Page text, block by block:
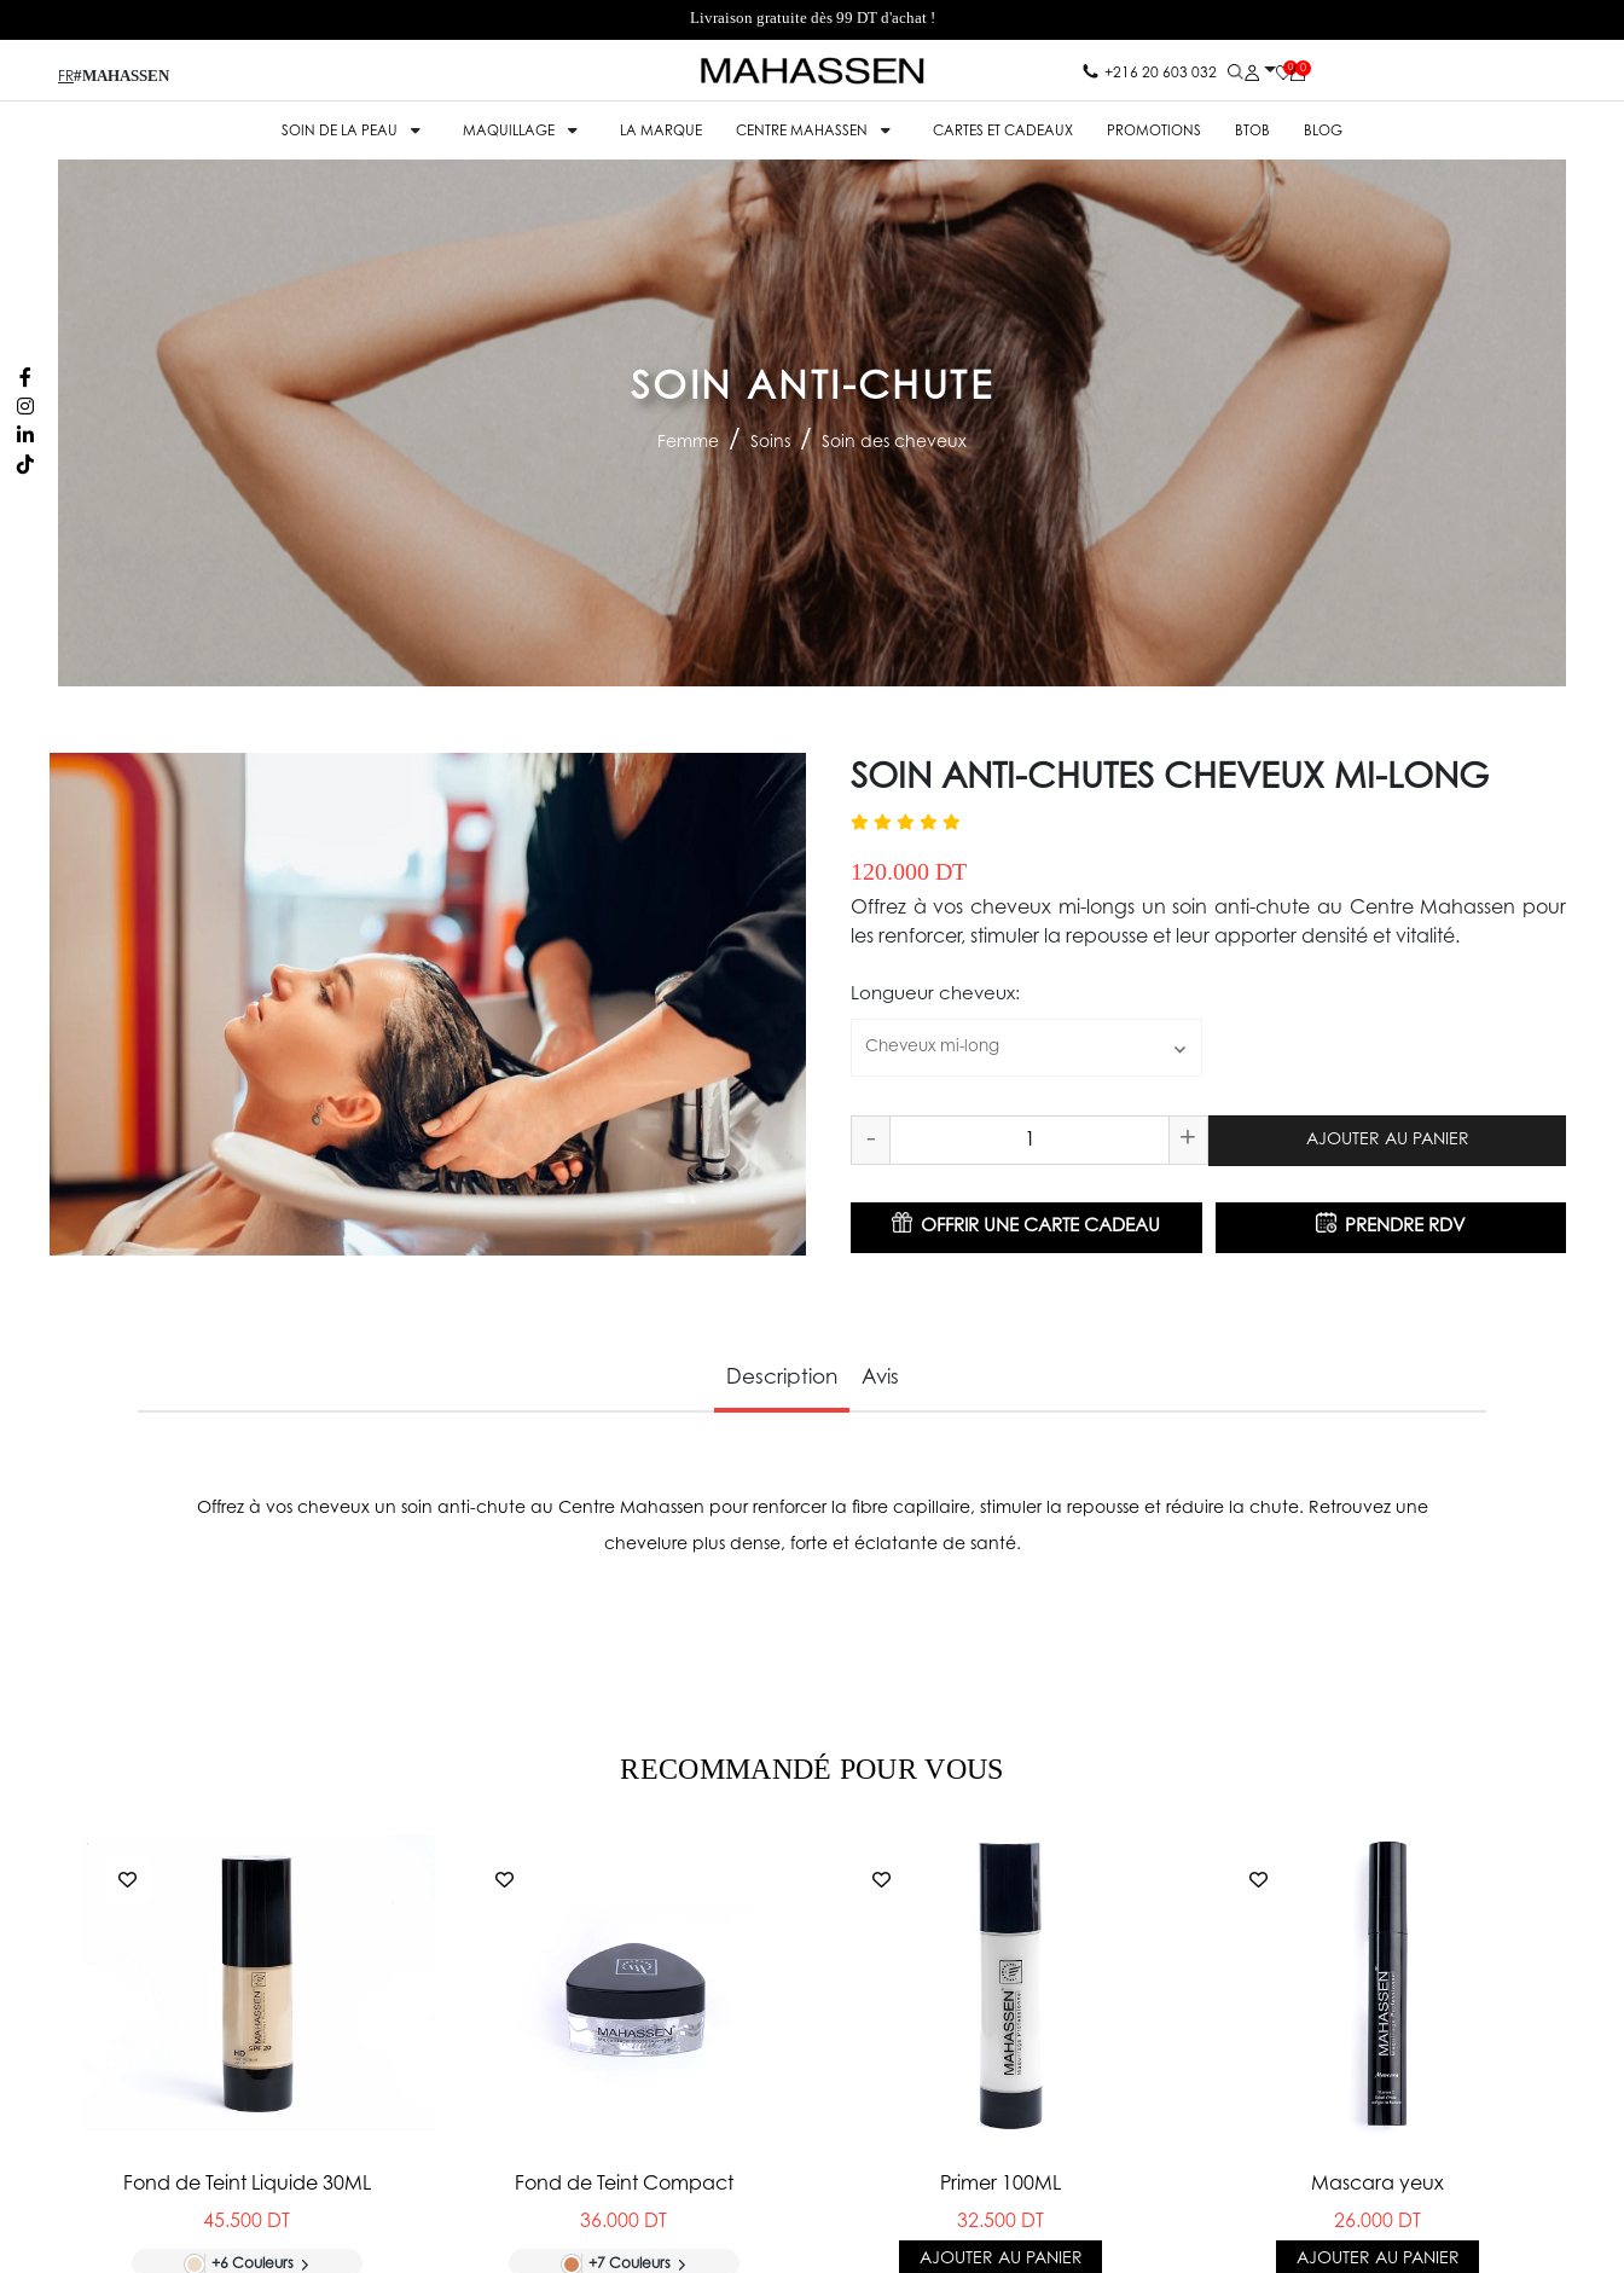
Livraison gratuite dès 99 DT d'achat !
FR#MAHASSEN +216 20 603 032 0 0
SOIN DE LA PEAU MAQUILLAGE LA MARQUE CENTRE MAHASSEN CARTES ET CADEAUX PROMOTIONS BTOB BLOG
SOIN ANTI-CHUTE
Femme Soins Soin des cheveux
SOIN ANTI-CHUTES CHEVEUX MI-LONG
120.000 DT
Offrez à vos cheveux mi-longs un soin anti-chute au Centre Mahassen pour
les renforcer, stimuler la repousse et leur apporter densité et vitalité.
Longueur cheveux:
Cheveux mi-long
- + AJOUTER AU PANIER
OFFRIR UNE CARTE CADEAU PRENDRE RDV
Description Avis
Offrez à vos cheveux un soin anti-chute au Centre Mahassen pour renforcer la fibre capillaire, stimuler la repousse et réduire la chute. Retrouvez une
chevelure plus dense, forte et éclatante de santé.
RECOMMANDÉ POUR VOUS
Fond de Teint Liquide 30ML
45.500 DT
+6 Couleurs
Fond de Teint Compact
36.000 DT
+7 Couleurs
Primer 100ML
32.500 DT
AJOUTER AU PANIER
Mascara yeux
26.000 DT
AJOUTER AU PANIER